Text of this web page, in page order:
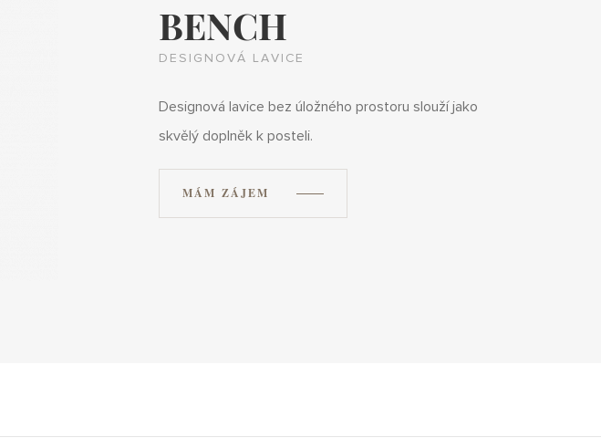
BENCH
DESIGNOVÁ LAVICE
Designová lavice bez úložného prostoru slouží jako
skvělý doplněk k posteli.
MÁM ZÁJEM